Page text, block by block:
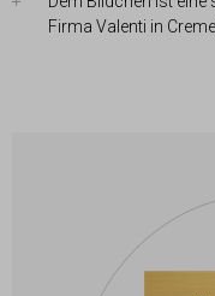
Firma Valenti in